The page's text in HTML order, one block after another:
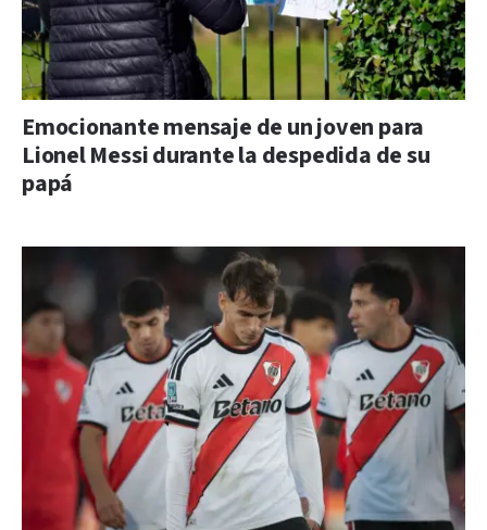
Emocionante mensaje de un joven para
Lionel Messi durante la despedida de su
papá